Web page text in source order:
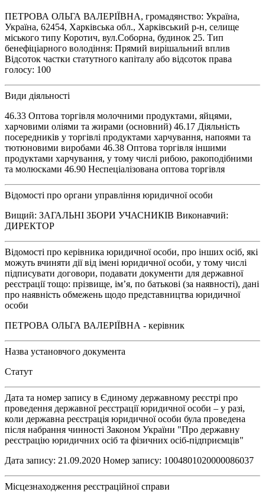
ПЕТРОВА ОЛЬГА ВАЛЕРІЇВНА, громадянство: Україна,
Україна, 62454, Харківська обл., Харківський р-н, селище
міського типу Коротич, вул.Соборна, будинок 25. Тип
бенефіціарного володіння: Прямий вирішальний вплив
Відсоток частки статутного капіталу або відсоток права
голосу: 100
Види діяльності
46.33 Оптова торгівля молочними продуктами, яйцями,
харчовими оліями та жирами (основний) 46.17 Діяльність
посередників у торгівлі продуктами харчування, напоями та
тютюновими виробами 46.38 Оптова торгівля іншими
продуктами харчування, у тому числі рибою, ракоподібними
та молюсками 46.90 Неспеціалізована оптова торгівля
Відомості про органи управління юридичної особи
Вищий: ЗАГАЛЬНІ ЗБОРИ УЧАСНИКІВ Виконавчий:
ДИРЕКТОР
Відомості про керівника юридичної особи, про інших осіб, які
можуть вчиняти дії від імені юридичної особи, у тому числі
підписувати договори, подавати документи для державної
реєстрації тощо: прізвище, ім’я, по батькові (за наявності), дані
про наявність обмежень щодо представництва юридичної
особи
ПЕТРОВА ОЛЬГА ВАЛЕРІЇВНА - керівник
Назва установчого документа
Статут
Дата та номер запису в Єдиному державному реєстрі про
проведення державної реєстрації юридичної особи – у разі,
коли державна реєстрація юридичної особи була проведена
після набрання чинності Законом України "Про державну
реєстрацію юридичних осіб та фізичних осіб-підприємців"
Дата запису: 21.09.2020 Номер запису: 1004801020000086037
Місцезнаходження реєстраційної справи